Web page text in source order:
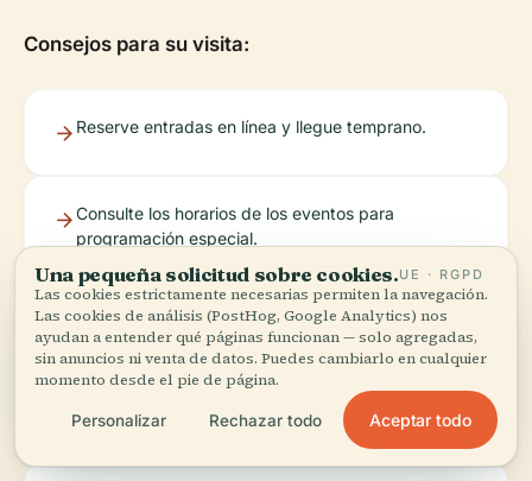
Consejos para su visita:
Reserve entradas en línea y llegue temprano.
Consulte los horarios de los eventos para
programación especial.
Lleve identificación oficial con foto y viaje ligero.
Utilice la aplicación móvil Audiala para obtener
visitas guiadas y actualizaciones en tiempo real.
Una pequeña solicitud sobre cookies.UE · RGPD
Las cookies estrictamente necesarias permiten la navegación.
Las cookies de análisis (PostHog, Google Analytics) nos
ayudan a entender qué páginas funcionan — solo agregadas,
sin anuncios ni venta de datos. Puedes cambiarlo en cualquier
momento desde el pie de página.
Personalizar Rechazar todo Aceptar todo